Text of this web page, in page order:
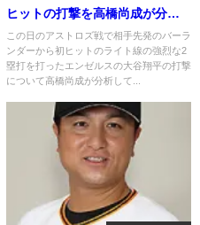
ヒットの打撃を高橋尚成が分析
2018年7月22日
この日のアストロズ戦で相手先発のバーラ
ンダーから初ヒットのライト線の強烈な2
塁打を打ったエンゼルスの大谷翔平の打撃
について高橋尚成が分析して...